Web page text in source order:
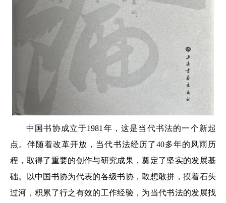
中国书协成立于1981年，这是当代书法的一个新起
点。伴随着改革开放，当代书法经历了40多年的风雨历
程，取得了重要的创作与研究成果，奠定了坚实的发展基
础。以中国书协为代表的各级书协，敢想敢拼，摸着石头
过河，积累了行之有效的工作经验，为当代书法的发展找